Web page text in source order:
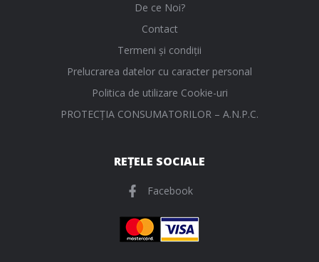
De ce Noi?
Contact
Termeni și condiții
Prelucrarea datelor cu caracter personal
Politica de utilizare Cookie-uri
PROTECŢIA CONSUMATORILOR – A.N.P.C.
REȚELE SOCIALE
Facebook